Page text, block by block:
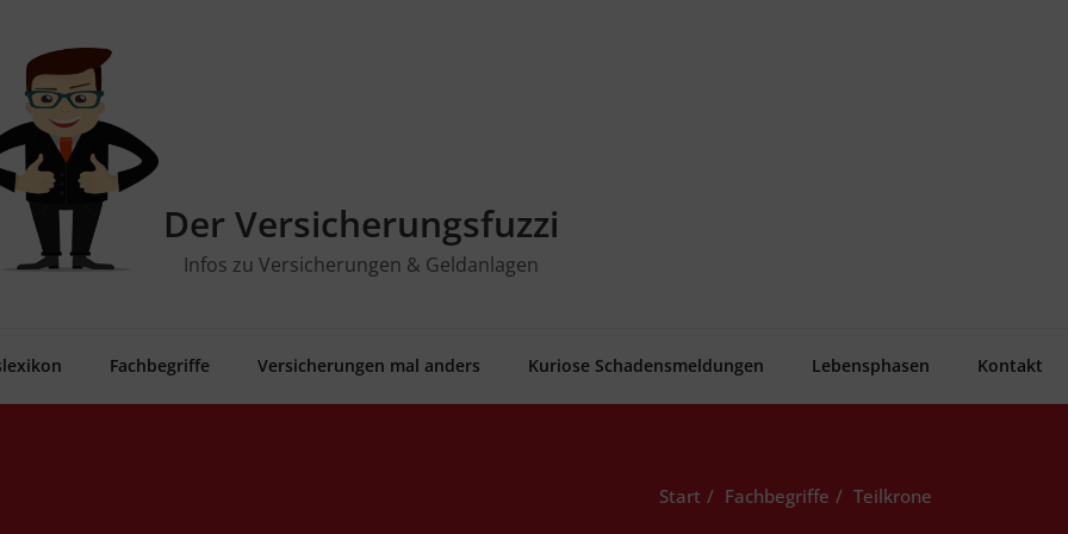
Der Versicherungsfuzzi
Infos zu Versicherungen & Geldanlagen
Fach­be­grif­fe Ver­si­che­run­gen mal anders Kurio­se Schadensmeldungen Lebens­pha­sen Kon­takt
Start Fachbegriffe Teil­kro­ne